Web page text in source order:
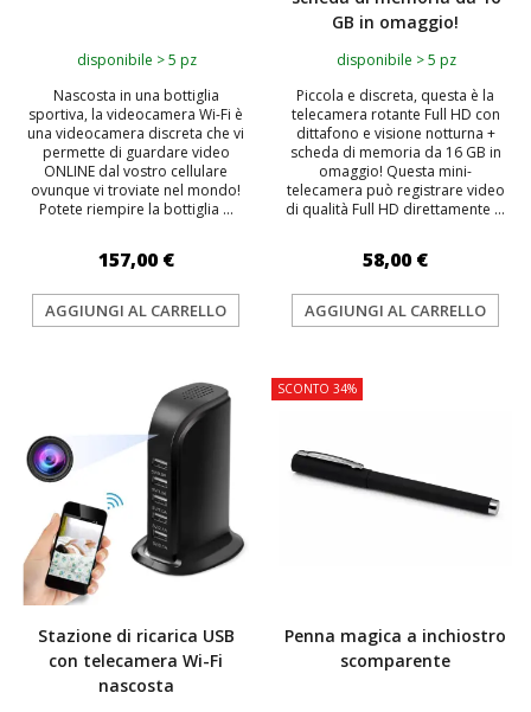
disponibile > 5 pz
Nascosta in una bottiglia
sportiva, la videocamera Wi-Fi è
una videocamera discreta che vi
permette di guardare video
ONLINE dal vostro cellulare
ovunque vi troviate nel mondo!
Potete riempire la bottiglia ...
157,00 €
AGGIUNGI AL CARRELLO
GB in omaggio!
disponibile > 5 pz
Piccola e discreta, questa è la
telecamera rotante Full HD con
dittafono e visione notturna +
scheda di memoria da 16 GB in
omaggio! Questa mini-
telecamera può registrare video
di qualità Full HD direttamente ...
58,00 €
AGGIUNGI AL CARRELLO
Stazione di ricarica USB
con telecamera Wi-Fi
nascosta
SCONTO 34%
Penna magica a inchiostro
scomparente